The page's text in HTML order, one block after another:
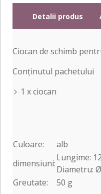
Detalii produs
Ciocan de schimb
Conținutul pachetului
1 x ciocan
Culoare:
alb
dimensiuni:
Lungime:
Diametru:
Greutate:
50 g